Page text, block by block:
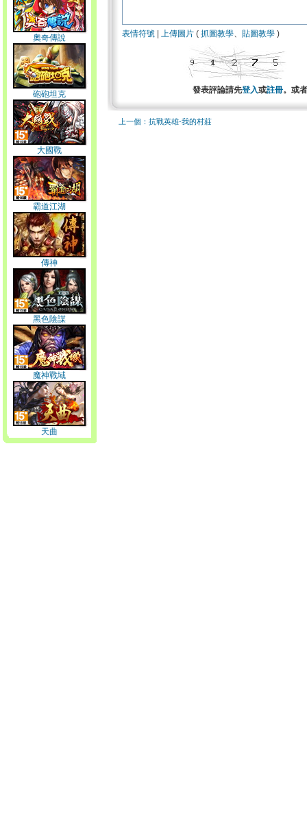
奧奇傳說
砲砲坦克
大國戰
霸道江湖
傳神
黑色陰謀
魔神戰域
天曲
表情符號 上傳圖片 ( 抓圖教學、 貼圖教學 )
發表評論請先登入或註冊。或
上一個：抗戰英雄-我的村莊